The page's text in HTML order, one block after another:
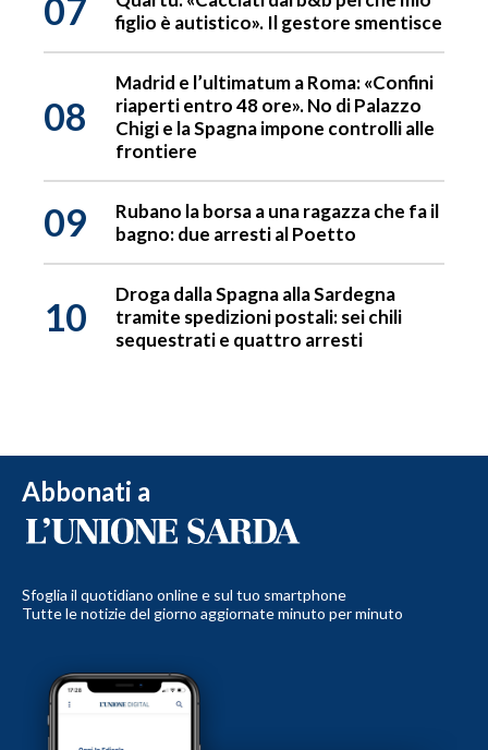
07
figlio è autistico». Il gestore smentisce
08
Madrid e l’ultimatum a Roma: «Confini
riaperti entro 48 ore». No di Palazzo
Chigi e la Spagna impone controlli alle
frontiere
09
Rubano la borsa a una ragazza che fa il
bagno: due arresti al Poetto
10
Droga dalla Spagna alla Sardegna
tramite spedizioni postali: sei chili
sequestrati e quattro arresti
Abbonati a
Sfoglia il quotidiano online e sul tuo smartphone
Tutte le notizie del giorno aggiornate minuto per minuto